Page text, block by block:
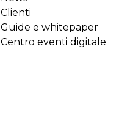
Clienti
Guide e whitepaper
Centro eventi digitale